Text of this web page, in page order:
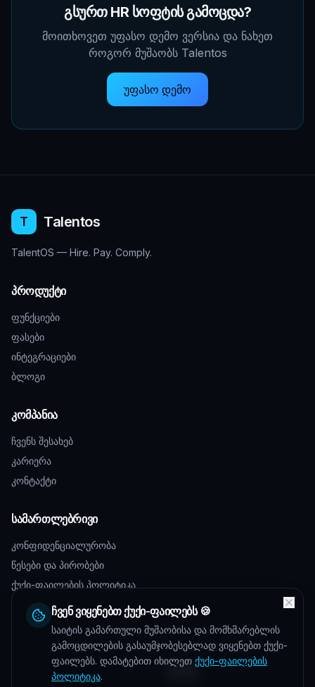
გსურთ HR სოფტის გამოცდა?
მოითხოვეთ უფასო დემო ვერსია და ნახეთ
როგორ მუშაობს Talentos
უფასო დემო
T Talentos
TalentOS — Hire. Pay. Comply.
პროდუქტი
ფუნქციები
ფასები
ინტეგრაციები
ბლოგი
კომპანია
ჩვენს შესახებ
კარიერა
კონტაქტი
სამართლებრივი
კონფიდენციალურობა
წესები და პირობები
ქუქი-ფაილების პოლიტიკა
©2026Talentos.ყველა უფლება დაცულია.
ჩვენ ვიყენებთ ქუქი-ფაილებს 🍪
საიტის გამართული მუშაობისა და მომხმარებლის
გამოცდილების გასაუმჯობესებლად ვიყენებთ ქუქი-
ფაილებს. დამატებით იხილეთ ქუქი-ფაილების
პოლიტიკა.